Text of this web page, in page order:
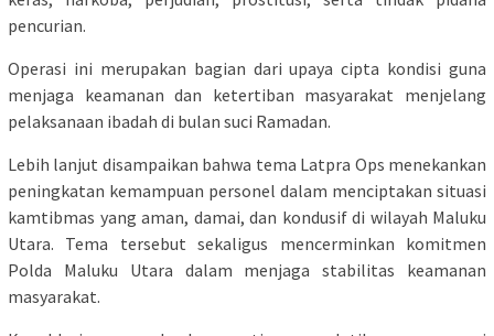
pencurian.
Operasi ini merupakan bagian dari upaya cipta kondisi guna
menjaga keamanan dan ketertiban masyarakat menjelang
pelaksanaan ibadah di bulan suci Ramadan.
Lebih lanjut disampaikan bahwa tema Latpra Ops menekankan
peningkatan kemampuan personel dalam menciptakan situasi
kamtibmas yang aman, damai, dan kondusif di wilayah Maluku
Utara. Tema tersebut sekaligus mencerminkan komitmen
Polda Maluku Utara dalam menjaga stabilitas keamanan
masyarakat.